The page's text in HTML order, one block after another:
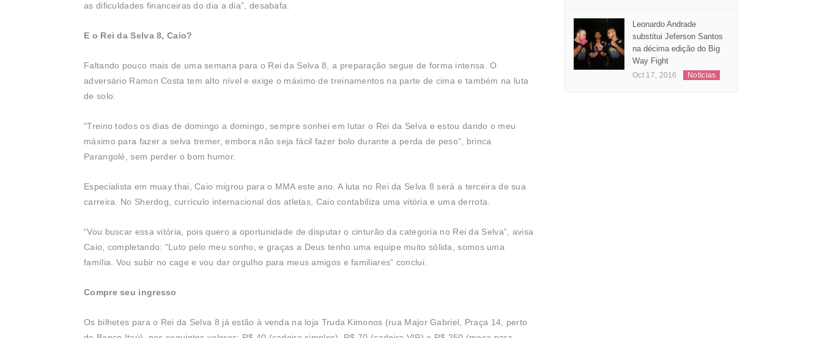
as dificuldades financeiras do dia a dia”, desabafa.
E o Rei da Selva 8, Caio?
Faltando pouco mais de uma semana para o Rei da Selva 8, a preparação segue de forma intensa. O
adversário Ramon Costa tem alto nível e exige o máximo de treinamentos na parte de cima e também na luta
de solo.
“Treino todos os dias de domingo a domingo, sempre sonhei em lutar o Rei da Selva e estou dando o meu
máximo para fazer a selva tremer, embora não seja fácil fazer bolo durante a perda de peso”, brinca
Parangolé, sem perder o bom humor.
Especialista em muay thai, Caio migrou para o MMA este ano. A luta no Rei da Selva 8 será a terceira de sua
carreira. No Sherdog, currículo internacional dos atletas, Caio contabiliza uma vitória e uma derrota.
“Vou buscar essa vitória, pois quero a oportunidade de disputar o cinturão da categoria no Rei da Selva”, avisa
Caio, completando: “Luto pelo meu sonho, e graças a Deus tenho uma equipe muito sólida, somos uma
família. Vou subir no cage e vou dar orgulho para meus amigos e familiares” conclui.
Compre seu ingresso
Os bilhetes para o Rei da Selva 8 já estão à venda na loja Truda Kimonos (rua Major Gabriel, Praça 14, perto
Leonardo Andrade
substitui Jeferson Santos
na décima edição do Big
Way Fight
Oct 17, 2016 Notícias